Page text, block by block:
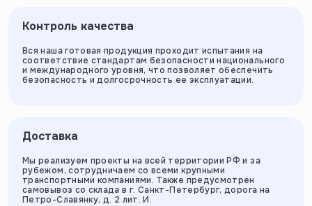
Контроль качества
Вся наша готовая продукция проходит испытания на
соответствие стандартам безопасности национального
и международного уровня, что позволяет обеспечить
безопасность и долгосрочность ее эксплуатации.
Доставка
Мы реализуем проекты на всей территории РФ и за
рубежом, сотрудничаем со всеми крупными
транспортными компаниями. Также предусмотрен
самовывоз со склада в г. Санкт-Петербург, дорога на
Петро-Славянку, д. 2 лит. И.